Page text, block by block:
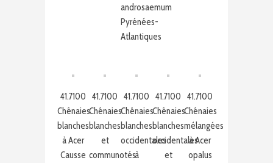
androsaemum
Pyrénées-
Atlantiques
41.7100
Chênaies
blanches
à Acer
Causse
41.7100
Chênaies
blanches
et
communotés
41.7100
Chênaies
blanches
occidentales
à
41.7100
Chênaies
blanches
occidentales
et
41.7100
Chênaies
mélangées
à Acer
opalus